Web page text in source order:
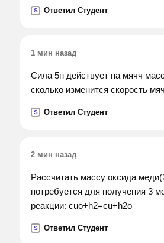
S Ответил Студент
1 мин назад
Сила 5н действует на мячч
сколько изменится скорость
S Ответил Студент
2 мин назад
Рассчитать массу оксида
потребуется для получения 3
реакции: cuo+h2=cu+h2o
S Ответил Студент